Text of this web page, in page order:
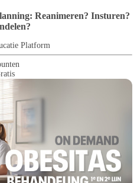
Reanimeren? Insturen?
Platform